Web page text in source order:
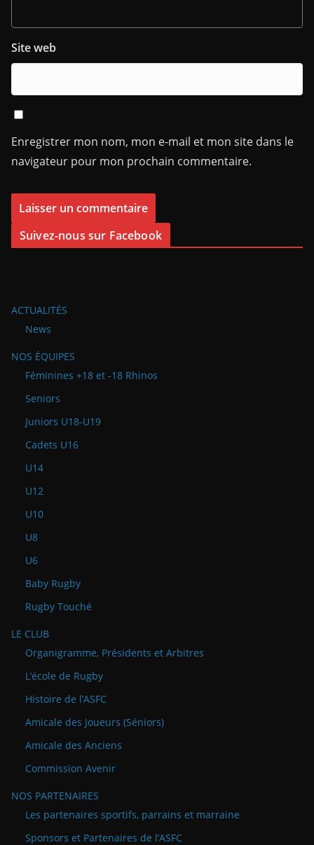
Site web
Enregistrer mon nom, mon e-mail et mon site dans le
navigateur pour mon prochain commentaire.
Suivez-nous sur Facebook
ACTUALITÉS
News
NOS ÉQUIPES
Féminines +18 et -18 Rhinos
Seniors
Juniors U18-U19
Cadets U16
U14
U12
U10
U8
U6
Baby Rugby
Rugby Touché
LE CLUB
Organigramme, Présidents et Arbitres
L’école de Rugby
Histoire de l’ASFC
Amicale des Joueurs (Séniors)
Amicale des Anciens
Commission Avenir
NOS PARTENAIRES
Les partenaires sportifs, parrains et marraine
Sponsors et Partenaires de l’ASFC